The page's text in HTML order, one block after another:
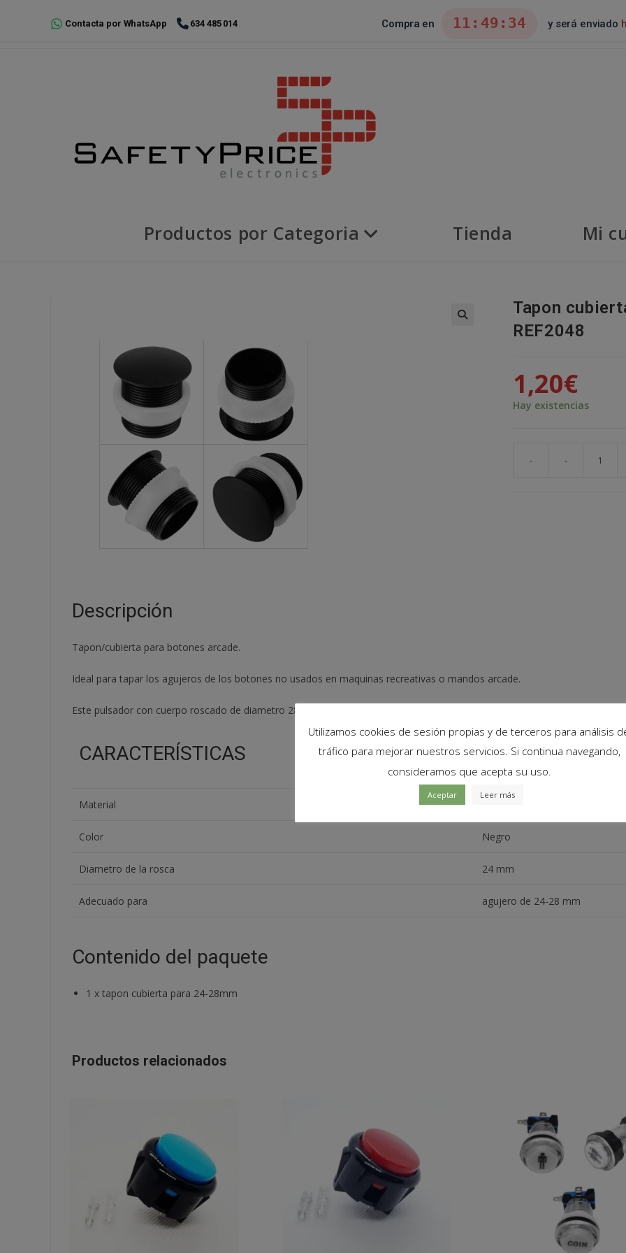
Contacta por WhatsApp 634 485 014 Compra en 11:49:33 y será enviado
Productos por Categoria Tienda Mi
Tapon
REF2048
1,20€
Hay existencias
- -
Descripción
Tapon/cubierta para botones arcade.
Ideal para tapar los agujeros de los botones no usados en maquinas recreativas o mandos arcade.
Este pulsador con cuerpo roscado de diametro 28mm es ideal para agujeros de 24 a 28mm.
CARACTERÍSTICAS
Material
Color Negro
Diametro de la rosca 24 mm
Adecuado para agujero de 24-28 mm
Contenido del paquete
1 x tapon cubierta para 24-28mm
Productos relacionados
Utilizamos cookies de sesión propias y de terceros para análisis
tráfico para mejorar nuestros servicios. Si continua navegando,
consideramos que acepta su uso.
Aceptar Leer más